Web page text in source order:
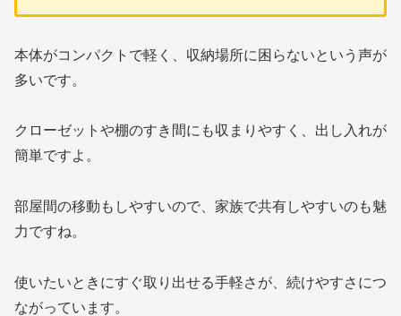
本体がコンパクトで軽く、収納場所に困らないという声が
多いです。
クローゼットや棚のすき間にも収まりやすく、出し入れが
簡単ですよ。
部屋間の移動もしやすいので、家族で共有しやすいのも魅
力ですね。
使いたいときにすぐ取り出せる手軽さが、続けやすさにつ
ながっています。